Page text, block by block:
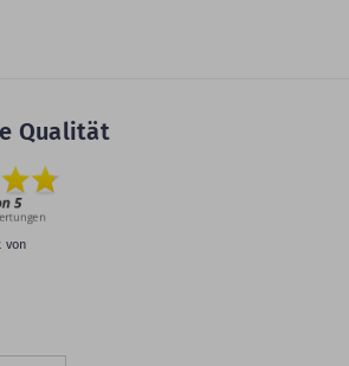
Qualität
von